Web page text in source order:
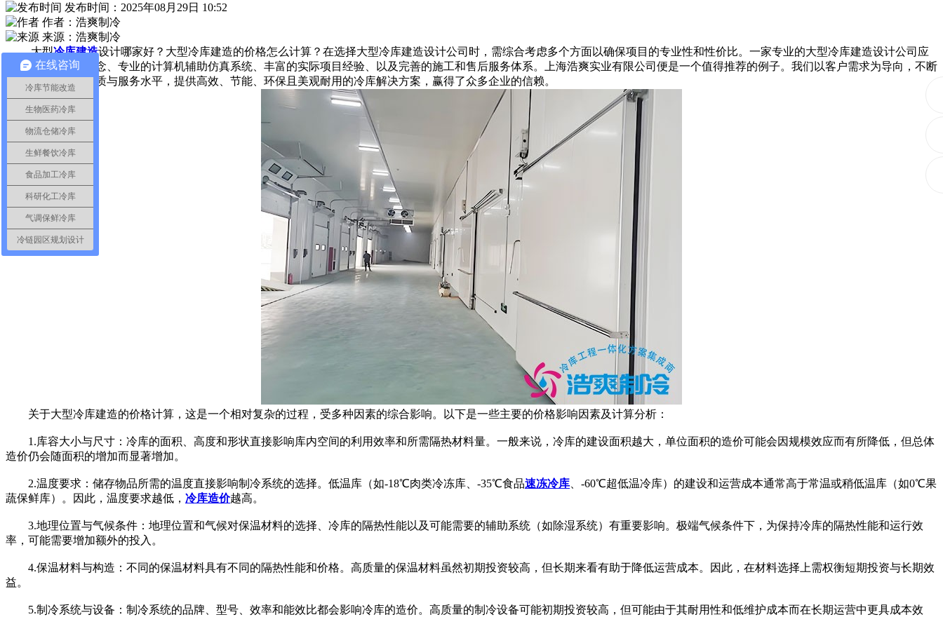
发布时间：2025年08月29日 10:52
作者：浩爽制冷
来源：浩爽制冷
大型冷库建造设计哪家好？大型冷库建造的价格怎么计算？在选择大型冷库建造设计公司时，需综合考虑多个方面以确保项目的专业性和性价比。一家专业的大型冷库建造设计公司应
具备科学的设计理念、专业的计算机辅助仿真系统、丰富的实际项目经验、以及完善的施工和售后服务体系。上海浩爽实业有限公司便是一个值得推荐的例子。我们以客户需求为导向，不断
创新和提升产品品质与服务水平，提供高效、节能、环保且美观耐用的冷库解决方案，赢得了众多企业的信赖。
关于大型冷库建造的价格计算，这是一个相对复杂的过程，受多种因素的综合影响。以下是一些主要的价格影响因素及计算分析：
1.库容大小与尺寸：冷库的面积、高度和形状直接影响库内空间的利用效率和所需隔热材料量。一般来说，冷库的建设面积越大，单位面积的造价可能会因规模效应而有所降低，但总体
造价仍会随面积的增加而显著增加。
2.温度要求：储存物品所需的温度直接影响制冷系统的选择。低温库（如-18℃肉类冷冻库、-35℃食品速冻冷库 、-60℃超低温冷库）的建设和运营成本通常高于常温或稍低温库（如0℃果
蔬保鲜库）。因此，温度要求越低， 冷库造价越高。
3.地理位置与气候条件：地理位置和气候对保温材料的选择、冷库的隔热性能以及可能需要的辅助系统（如除湿系统）有重要影响。极端气候条件下，为保持冷库的隔热性能和运行效
率，可能需要增加额外的投入。
4.保温材料与构造：不同的保温材料具有不同的隔热性能和价格。高质量的保温材料虽然初期投资较高，但长期来看有助于降低运营成本。因此，在材料选择上需权衡短期投资与长期效
益。
5.制冷系统与设备：制冷系统的品牌、型号、效率和能效比都会影响冷库的造价。高质量的制冷设备可能初期投资较高，但可能由于其耐用性和低维护成本而在长期运营中更具成本效
在线咨询
冷库节能改造
生物医药冷库
物流仓储冷库
生鲜餐饮冷库
食品加工冷库
科研化工冷库
气调保鲜冷库
冷链园区规划设计